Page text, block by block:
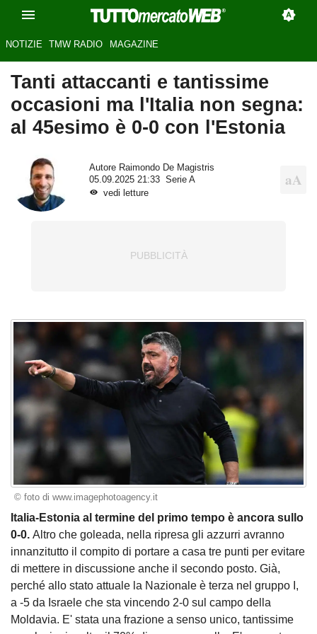
NOTIZIE TMW RADIO MAGAZINE
Tanti attaccanti e tantissime
occasioni ma l'Italia non segna:
al 45esimo è 0-0 con l'Estonia
Autore Raimondo De Magistris
05.09.2025 21:33
Serie A
vedi letture
© foto di www.imagephotoagency.it
Italia-Estonia al termine del primo tempo è ancora sullo
0-0. Altro che goleada, nella ripresa gli azzurri avranno
innanzitutto il compito di portare a casa tre punti per evitare
di mettere in discussione anche il secondo posto. Già,
perché allo stato attuale la Nazionale è terza nel gruppo I,
a -5 da Israele che sta vincendo 2-0 sul campo della
Moldavia. E' stata una frazione a senso unico, tantissime